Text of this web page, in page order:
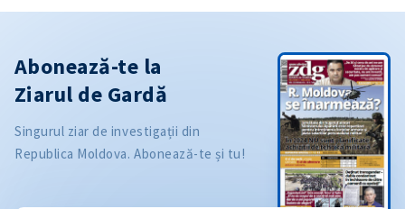
Abonează-te la
Ziarul de Gardă
Singurul ziar de investigații din
Republica Moldova. Abonează-te și tu!